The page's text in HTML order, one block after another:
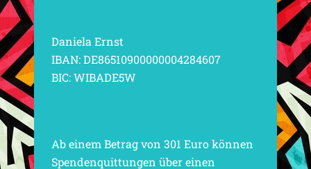
Daniela Ernst
IBAN: DE86510900000004284607
BIC: WIBADE5W
Ab einem Betrag von 301 Euro können
Spendenquittungen über einen